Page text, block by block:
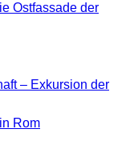
Ostfassade der
– Exkursion der
Rom